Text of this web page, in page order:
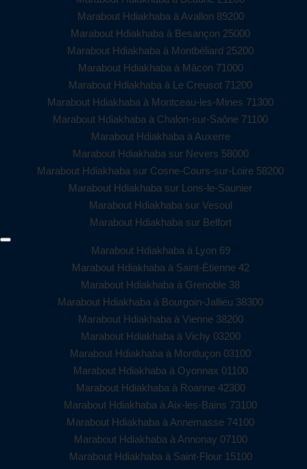
Marabout Hdiakhaba à Avallon 89200
Marabout Hdiakhaba à Besançon 25000
Marabout Hdiakhaba à Montbéliard 25200
Marabout Hdiakhaba à Mâcon 71000
Marabout Hdiakhaba à Le Creusot 71200
Marabout Hdiakhaba à Montceau-les-Mines 71300
Marabout Hdiakhaba à Chalon-sur-Saône 71100
Marabout Hdiakhaba à Auxerre
Marabout Hdiakhaba sur Nevers 58000
Marabout Hdiakhaba sur Cosne-Cours-sur-Loire 58200
Marabout Hdiakhaba sur Lons-le-Saunier
Marabout Hdiakhaba sur Vesoul
Marabout Hdiakhaba sur Belfort
Marabout Hdiakhaba à Lyon 69
Marabout Hdiakhaba à Saint-Étienne 42
Marabout Hdiakhaba à Grenoble 38
Marabout Hdiakhaba à Bourgoin-Jallieu 38300
Marabout Hdiakhaba à Vienne 38200
Marabout Hdiakhaba à Vichy 03200
Marabout Hdiakhaba à Montluçon 03100
Marabout Hdiakhaba à Oyonnax 01100
Marabout Hdiakhaba à Roanne 42300
Marabout Hdiakhaba à Aix-les-Bains 73100
Marabout Hdiakhaba à Annemasse 74100
Marabout Hdiakhaba à Annonay 07100
Marabout Hdiakhaba à Saint-Flour 15100